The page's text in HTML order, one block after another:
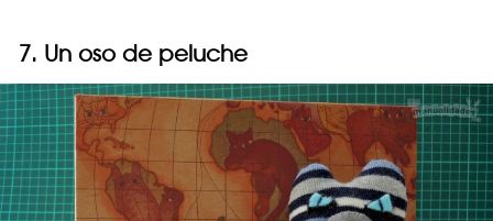
7. Un oso de peluche